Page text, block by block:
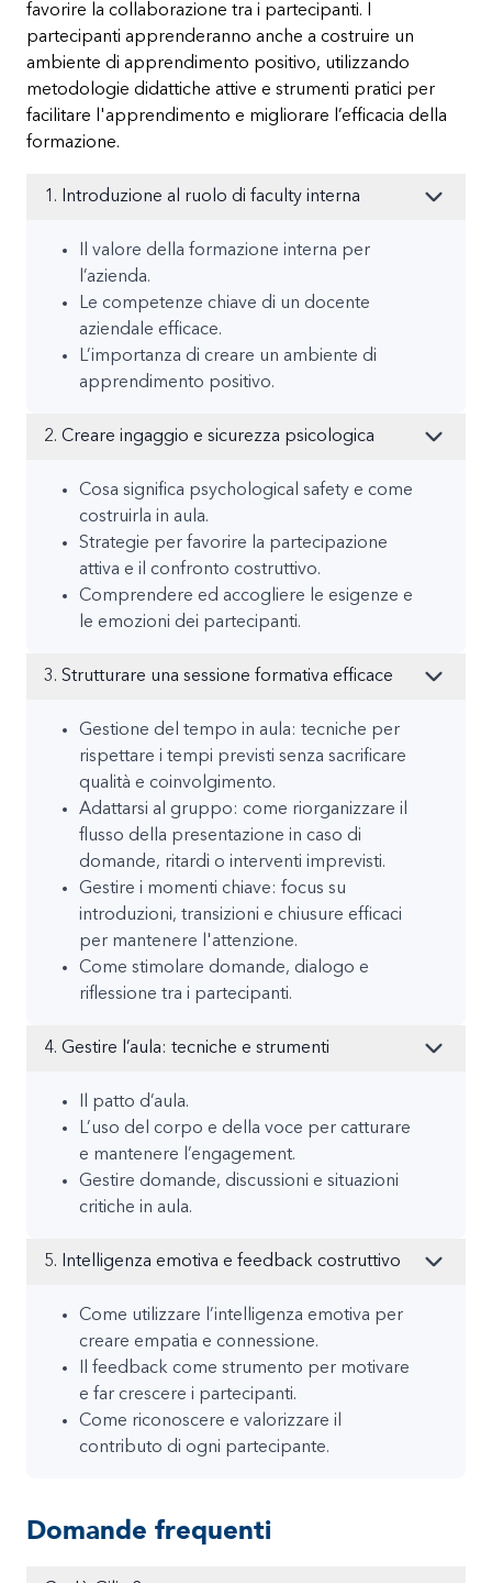
favorire la collaborazione tra i partecipanti. I
partecipanti apprenderanno anche a costruire un
ambiente di apprendimento positivo, utilizzando
metodologie didattiche attive e strumenti pratici per
facilitare l'apprendimento e migliorare l’efficacia della
formazione.
1. Introduzione al ruolo di faculty interna
Il valore della formazione interna per
l’azienda.
Le competenze chiave di un docente
aziendale efficace.
L’importanza di creare un ambiente di
apprendimento positivo.
2. Creare ingaggio e sicurezza psicologica
Cosa significa psychological safety e come
costruirla in aula.
Strategie per favorire la partecipazione
attiva e il confronto costruttivo.
Comprendere ed accogliere le esigenze e
le emozioni dei partecipanti.
3. Strutturare una sessione formativa efficace
Gestione del tempo in aula: tecniche per
rispettare i tempi previsti senza sacrificare
qualità e coinvolgimento.
Adattarsi al gruppo: come riorganizzare il
flusso della presentazione in caso di
domande, ritardi o interventi imprevisti.
Gestire i momenti chiave: focus su
introduzioni, transizioni e chiusure efficaci
per mantenere l'attenzione.
Come stimolare domande, dialogo e
riflessione tra i partecipanti.
4. Gestire l’aula: tecniche e strumenti
Il patto d’aula.
L’uso del corpo e della voce per catturare
e mantenere l’engagement.
Gestire domande, discussioni e situazioni
critiche in aula.
5. Intelligenza emotiva e feedback costruttivo
Come utilizzare l’intelligenza emotiva per
creare empatia e connessione.
Il feedback come strumento per motivare
e far crescere i partecipanti.
Come riconoscere e valorizzare il
contributo di ogni partecipante.
Domande frequenti